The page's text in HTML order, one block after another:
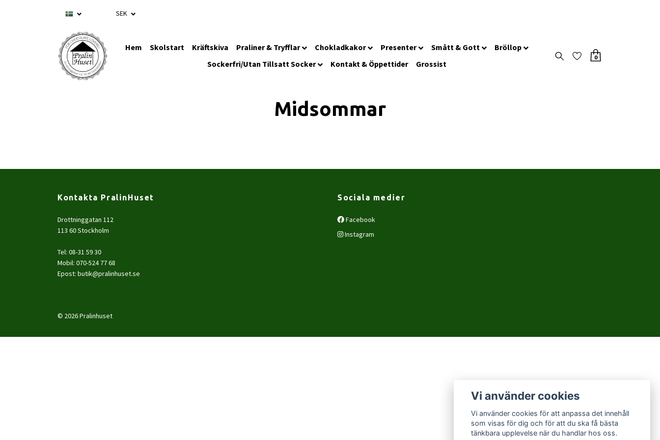
SEK
Hem Skolstart Kräftskiva Praliner & Tryfflar Chokladkakor Presenter Smått & Gott
Bröllop
Sockerfri/Utan Tillsatt Socker
Kontakt & Öppettider Grossist
0
Midsommar
Kontakta PralinHuset
Drottninggatan 112
113 60 Stockholm
Tel: 08-31 59 30
Mobil: 070-524 77 68
Epost: butik@pralinhuset.se
Sociala medier
Facebook
Instagram
© 2026 Pralinhuset
Vi använder cookies
Vi använder cookies för att anpassa det innehåll
som visas för dig och för att du ska få bästa
tänkbara upplevelse när du handlar hos oss.